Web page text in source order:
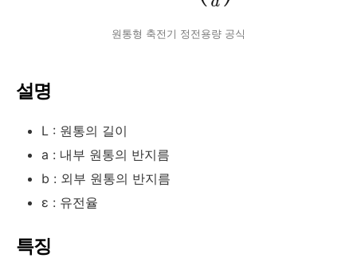
원통형 축전기 정전용량 공식
설명
L : 원통의 길이
a : 내부 원통의 반지름
b : 외부 원통의 반지름
ε : 유전율
특징